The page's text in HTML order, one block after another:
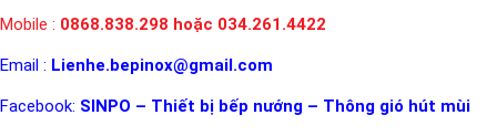
Mobile : 0868.838.298 hoặc 034.261.4422
Email : Lienhe.bepinox@gmail.com
Facebook: SINPO – Thiết bị bếp nướng – Thông gió hút mùi